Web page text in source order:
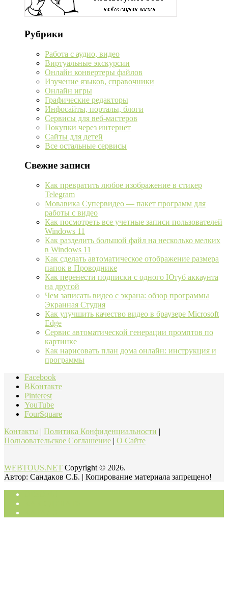
Рубрики
Работа с аудио, видео
Виртуальные экскурсии
Онлайн конвертеры файлов
Изучение языков, справочники
Онлайн игры
Графические редакторы
Инфосайты, порталы, блоги
Сервисы для веб-мастеров
Покупки через интернет
Сайты для детей
Все остальные сервисы
Свежие записи
Как превратить любое изображение в стикер
Telegram
Мовавика Супервидео — пакет программ для
работы с видео
Как посмотреть все учетные записи пользователей
Windows 11
Как разделить большой файл на несколько мелких
в Windows 11
Как сделать автоматическое отображение размера
папок в Проводнике
Как перенести подписки с одного Ютуб аккаунта
на другой
Чем записать видео с экрана: обзор программы
Экранная Студия
Как улучшить качество видео в браузере Microsoft
Edge
Сервис автоматической генерации промптов по
картинке
Как нарисовать план дома онлайн: инструкция и
программы
Facebook
ВКонтакте
Pinterest
YouTube
FourSquare
Контакты | Политика Конфиденциальности |
Пользовательское Соглашение | О Сайте
WEBTOUS.NET Copyright © 2026.
Автор: Cандaкoв C.Б. | Копирование материала запрещено!